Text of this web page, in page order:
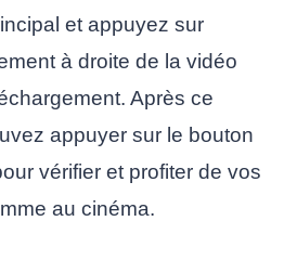
et appuyez sur
à droite de la vidéo
Après ce
appuyer sur le bouton
vérifier et profiter de vos
au cinéma.